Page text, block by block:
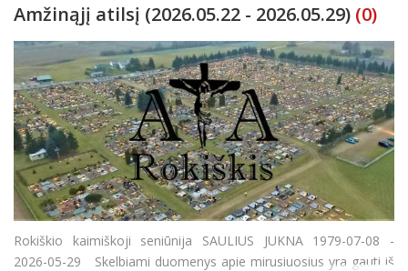
Amžinąjį atilsį (2026.05.22 - 2026.05.29) (0)
Rokiškio kaimiškoji seniūnija SAULIUS JUKNA 1979-07-08 -
2026-05-29 Skelbiami duomenys apie mirusiuosius yra gauti iš